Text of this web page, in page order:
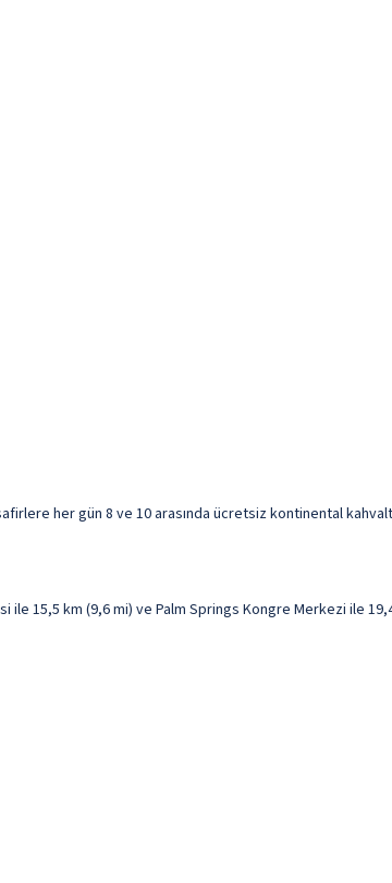
her gün 8 ve 10 arasında ücretsiz kontinental
15,5 km (9,6 mi) ve Palm Springs Kongre Merkezi ile